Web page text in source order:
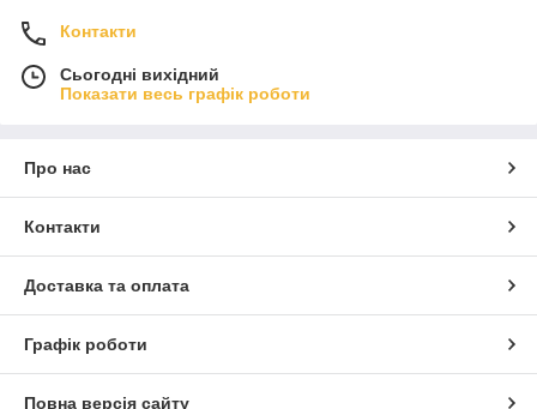
Контакти
Сьогодні вихідний
Показати весь графік роботи
Про нас
Контакти
Доставка та оплата
Графік роботи
Повна версія сайту